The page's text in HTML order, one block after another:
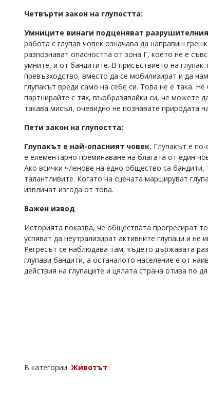
Четвърти закон на глупостта:
Умниците винаги подценяват
работа с глупав човек означава да направиш
разпознават опасността от зона Г, което не е
умните, и от бандитите. В присъствието на
превъзходство, вместо да се мобилизират и да
глупакът вреди само на себе си. Това не е така.
партнирайте с тях, въобразявайки си, че можете
такава мисъл, очевидно не познавате природата
Пети закон на глупостта:
Глупакът е най-опасният човек. Глупакът е
е елементарно преминаване на благата от един
Ако всички членове на едно общество са
талантливите. Когато на сцената маршируват
извличат изгода от това.
Важен извод
Историята показва, че обществата прогресират
успяват да неутрализират активните глупаци и
Регресът се наблюдава там, където държавата
глупави бандити, а останалото население е от
действия на глупаците и цялата страна отива по
В категории: Животът